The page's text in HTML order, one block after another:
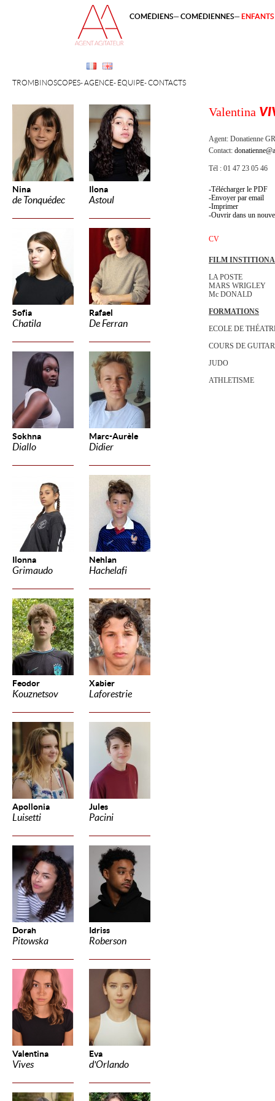
Nina
de Tonquédec
Ilona
Astoul
Sofia
Chatila
Rafael
De Ferran
Sokhna
Diallo
Marc-Aurèle
Didier
Ilonna
Grimaudo
Nehlan
Hachelafi
Feodor
Kouznetsov
Xabier
Laforestrie
Apollonia
Luisetti
Jules
Pacini
Dorah
Pitowska
Idriss
Roberson
Valentina
Vives
Eva
d'Orlando
TROMBINOSCOPES AGENCE ÉQUIPE CONTACTS
COMÉDIENS COMÉDIENNES
Valentina
Agent: Donatienne
Contact:
Tél : 01 47 23 05 46
Télécharger le PDF
Envoyer par email
Imprimer
Ouvrir dans un
CV
FILM
LA POSTE
MARS WRIGLEY
Mc DONALD
FORMATIONS
ECOLE DE
COURS DE
JUDO
ATHLETISME